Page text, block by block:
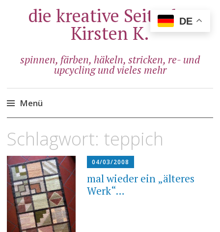
die kreative Seite der
Kirsten K.
spinnen, färben, häkeln, stricken, re- und
upcycling und vieles mehr
Menü
Inhalt
Schlagwort: teppich
04/03/2008
mal wieder ein „älteres
Werk“…
DE